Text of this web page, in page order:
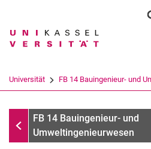
Suchbegriff
Suchen
Universität FB 14 Bauingenieur- und
InfothekFB 14 Bauingenieur- und
Umweltingenieurwesen